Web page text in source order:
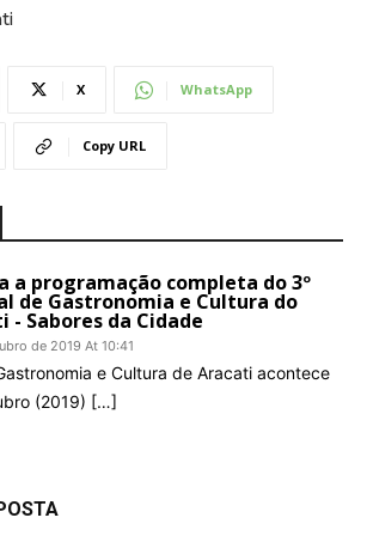
X WhatsApp
Copy URL
a programação completa do 3º
de Gastronomia e Cultura do
- Sabores da Cidade
de 2019 At 10:41
e Cultura de Aracati acontece
(2019) […]